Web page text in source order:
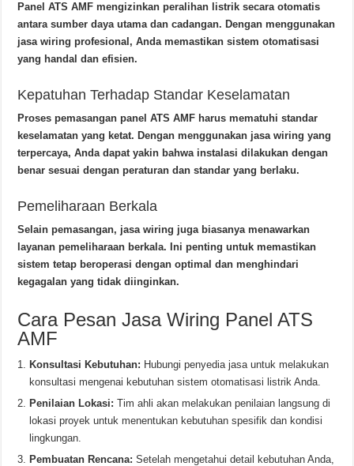
Panel ATS AMF mengizinkan peralihan listrik secara otomatis
antara sumber daya utama dan cadangan. Dengan menggunakan
jasa wiring profesional, Anda memastikan sistem otomatisasi
yang handal dan efisien.
Kepatuhan Terhadap Standar Keselamatan
Proses pemasangan panel ATS AMF harus mematuhi standar
keselamatan yang ketat. Dengan menggunakan jasa wiring yang
terpercaya, Anda dapat yakin bahwa instalasi dilakukan dengan
benar sesuai dengan peraturan dan standar yang berlaku.
Pemeliharaan Berkala
Selain pemasangan, jasa wiring juga biasanya menawarkan
layanan pemeliharaan berkala. Ini penting untuk memastikan
sistem tetap beroperasi dengan optimal dan menghindari
kegagalan yang tidak diinginkan.
Cara Pesan Jasa Wiring Panel ATS
AMF
Konsultasi Kebutuhan: Hubungi penyedia jasa untuk melakukan
konsultasi mengenai kebutuhan sistem otomatisasi listrik Anda.
Penilaian Lokasi: Tim ahli akan melakukan penilaian langsung di
lokasi proyek untuk menentukan kebutuhan spesifik dan kondisi
lingkungan.
Pembuatan Rencana: Setelah mengetahui detail kebutuhan Anda,